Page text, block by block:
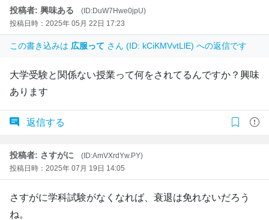
投稿者: 興味ある
(ID:DuW7Hwe0jpU)
投稿日時：2025年 05月 22日 17:23
この書き込みは 広服って さん (ID: kCiKMVvtLlE) への返信です
大学受験と関係ない授業って何をされてるんですか？興味
あります
返信する
投稿者: さすがに
(ID:AmVXrdYw.PY)
投稿日時：2025年 07月 19日 14:05
さすがに学科試験がなくなれば、衰退は免れないだろう
ね。